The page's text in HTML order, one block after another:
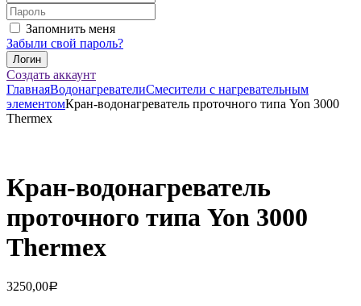
Запомнить меня
Забыли свой пароль?
Создать аккаунт
ГлавнаяВодонагревателиСмесители с нагревательным
элементомКран-водонагреватель проточного типа Yon 3000
Thermex
Кран-водонагреватель
проточного типа Yon 3000
Thermex
3250,00Р